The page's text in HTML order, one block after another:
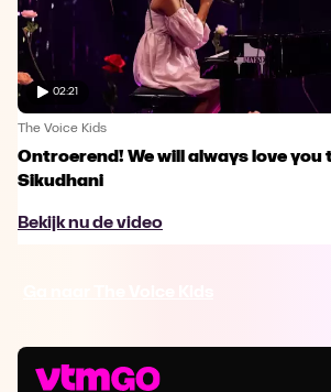
02:21
The Voice Kids
Ontroerend! We will always love you
Sikudhani
Bekijk nu de video